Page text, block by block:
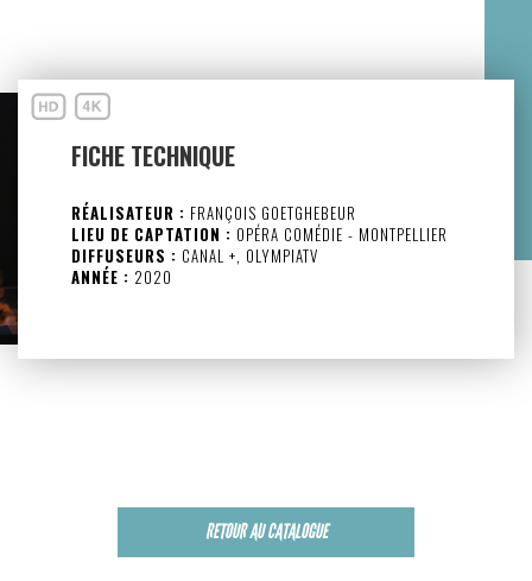
FICHE TECHNIQUE
RÉALISATEUR : FRANÇOIS GOETGHEBEUR
LIEU DE CAPTATION : OPÉRA COMÉDIE - MONTPELLIER
DIFFUSEURS : CANAL +, OLYMPIATV
ANNÉE : 2020
RETOUR AU CATALOGUE